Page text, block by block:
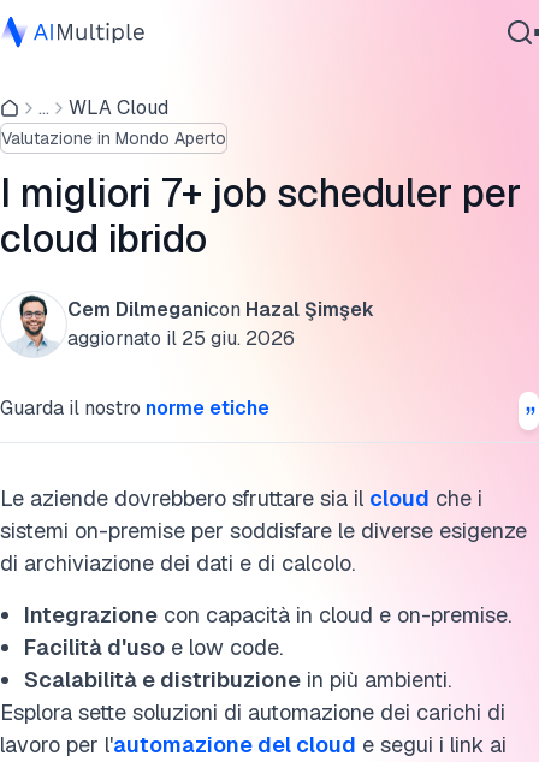
IA Agente
Sicurezza Informatica
Dati
Software Aziendale
Servizi
... WLA Cloud
Valutazione in Mondo Aperto
I migliori 7+ job scheduler per
cloud ibrido
Cem Dilmeganicon Hazal Şimşek
aggiornato il 25 giu. 2026
Guarda il nostro norme etiche
Le aziende dovrebbero sfruttare sia il cloud che i
sistemi on-premise per soddisfare le diverse esigenze
di archiviazione dei dati e di calcolo.
Integrazione con capacità in cloud e on-premise.
Facilità d'uso e low code.
Scalabilità e distribuzione in più ambienti.
Esplora sette soluzioni di automazione dei carichi di
lavoro per l'automazione del cloud e segui i link ai
Cosa sono i job scheduler per cloud ibrido?
Componenti chiave dell'automazione del cloud ibrido
Cita questa ricerca